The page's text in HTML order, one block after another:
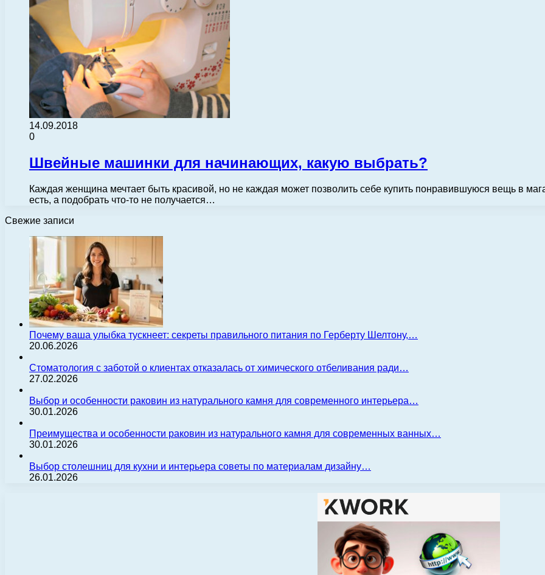
14.09.2018
0
Швейные машинки для начинающих, какую выбрать?
Каждая женщина мечтает быть красивой, но не каждая может позволить себе купить понравившуюся вещь в
есть, а подобрать что-то не получается…
Свежие записи
Почему ваша улыбка тускнеет: секреты правильного питания по Герберту Шелтону,…
20.06.2026
Стоматология с заботой о клиентах отказалась от химического отбеливания ради…
27.02.2026
Выбор и особенности раковин из натурального камня для современного интерьера…
30.01.2026
Преимущества и особенности раковин из натурального камня для современных ванных…
30.01.2026
Выбор столешниц для кухни и интерьера советы по материалам дизайну…
26.01.2026